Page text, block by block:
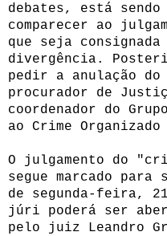
debates, está sendo
comparecer ao
que seja consignada
divergência.
pedir a anulação
procurador de
coordenador do
ao Crime Organizado
O julgamento do
segue marcado
de segunda-feira,
júri poderá ser
pelo juiz Leandro